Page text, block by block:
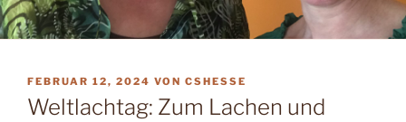
VERÖFFENTLICHT
AM
FEBRUAR 12, 2024 VON CSHESSE
Weltlachtag: Zum Lachen und